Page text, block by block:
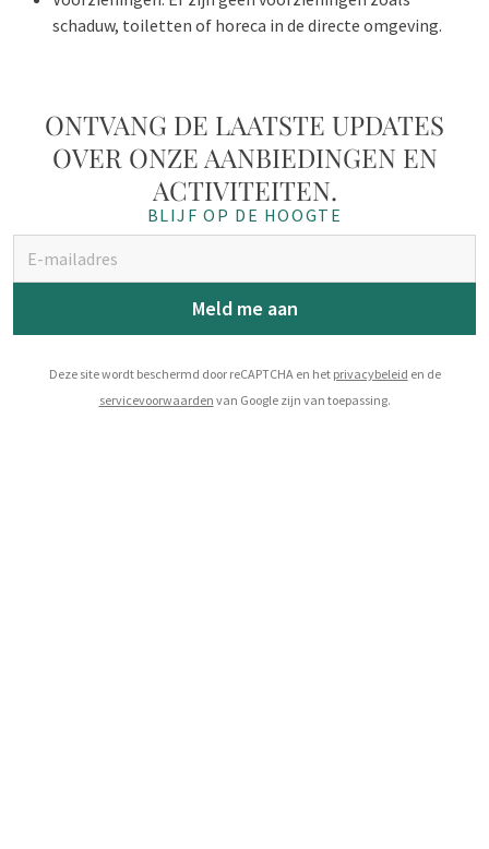
schaduw, toiletten of horeca in de directe omgeving.
ONTVANG DE LAATSTE UPDATES
OVER ONZE AANBIEDINGEN EN
ACTIVITEITEN.
BLIJF OP DE HOOGTE
Meld me aan
Deze site wordt beschermd door reCAPTCHA en het privacybeleid en de
servicevoorwaarden van Google zijn van toepassing.